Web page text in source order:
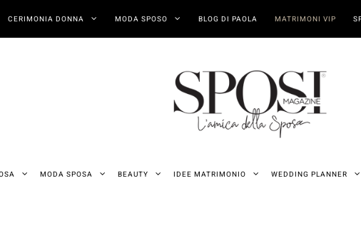
CERIMONIA DONNA MODA SPOSO BLOG DI PAOLA MATRIMONI VIP
MODA SPOSA BEAUTY IDEE MATRIMONIO WEDDING PLANNER